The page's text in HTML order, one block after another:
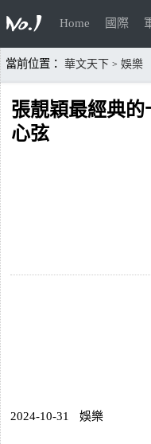
Home 國際
當前位置： 華文天下 > 娛樂
張靚穎最經典
心弦
2024-10-31 娛樂